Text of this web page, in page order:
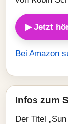
▶ Jetzt
Bei Amazon
Infos zum
Der Titel